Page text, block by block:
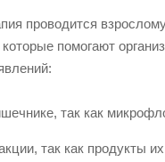
проводится
помогают
так как
так как продукты